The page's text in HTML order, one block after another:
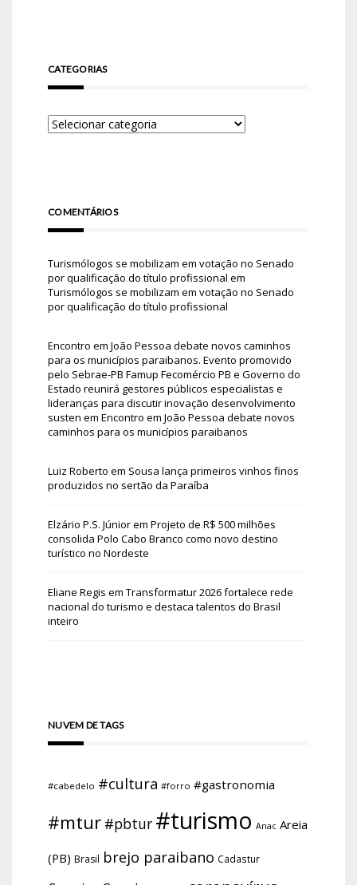
CATEGORIAS
COMENTÁRIOS
Turismólogos se mobilizam em votação no Senado
por qualificação do título profissional em
Turismólogos se mobilizam em votação no Senado
por qualificação do título profissional
Encontro em João Pessoa debate novos caminhos
para os municípios paraibanos. Evento promovido
pelo Sebrae-PB Famup Fecomércio PB e Governo do
Estado reunirá gestores públicos especialistas e
lideranças para discutir inovação desenvolvimento
susten em Encontro em João Pessoa debate novos
caminhos para os municípios paraibanos
Luiz Roberto em Sousa lança primeiros vinhos finos
produzidos no sertão da Paraíba
Elzário P.S. Júniorem Projeto de R$ 500 milhões
consolida Polo Cabo Branco como novo destino
turístico no Nordeste
Eliane Regis em Transformatur 2026 fortalece rede
nacional do turismo e destaca talentos do Brasil
inteiro
NUVEM DE TAGS
#cabedelo #cultura #forro #gastronomia
#mtur #pbtur #turismo Anac Areia
(PB) Brasil brejo paraibano Cadastur